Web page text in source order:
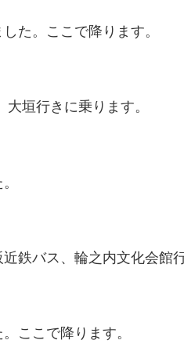
た。ここで降ります。
垣行きに乗ります。
鉄バス、輪之内文化会館
ここで降ります。